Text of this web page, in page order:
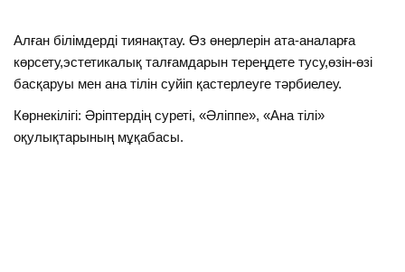
Алған білімдерді тиянақтау. Өз өнерлерін ата-аналарға
көрсету,эстетикалық талғамдарын тереңдете тусу,өзін-өзі
басқаруы мен ана тілін суйіп қастерлеуге тәрбиелеу.
Көрнекілігі: Әріптердің суреті, «Әліппе», «Ана тілі»
оқулықтарының мұқабасы.